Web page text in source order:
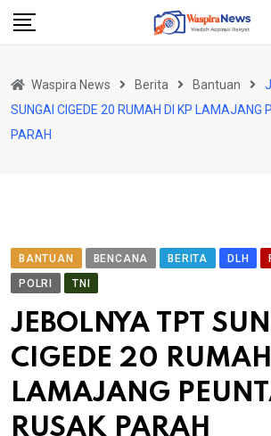
Skip
Waspira News Berita Bantuan
SUNGAI CIGEDE 20 RUMAH DI KP LAMAJANG
PARAH
BANTUAN BENCANA BERITA DLH
POLRI
TNI
JEBOLNYA TPT
CIGEDE 20
LAMAJANG
RUSAK PARAH